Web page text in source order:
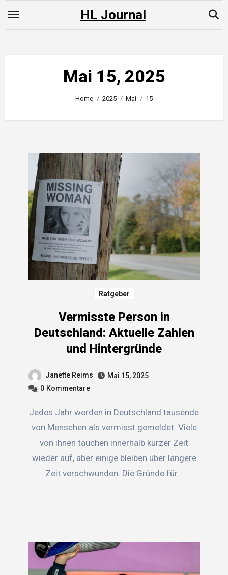
HL Journal
Mai 15, 2025
Home 2025 Mai 15
Ratgeber
Vermisste Person in
Deutschland: Aktuelle Zahlen
und Hintergründe
Janette Reims
Mai 15, 2025
0 Kommentare
Jedes Jahr werden in Deutschland tausende
von Menschen als vermisst gemeldet. Viele
von ihnen tauchen innerhalb kurzer Zeit
wieder auf, aber einige bleiben über längere
Zeit verschwunden. Die Gründe für…